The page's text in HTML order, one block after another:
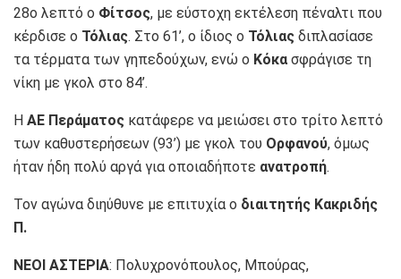
28ο λεπτό ο Φίτσος, με εύστοχη εκτέλεση πέναλτι που
κέρδισε ο Τόλιας. Στο 61’, ο ίδιος ο Τόλιας διπλασίασε
τα τέρματα των γηπεδούχων, ενώ ο Κόκα σφράγισε τη
νίκη με γκολ στο 84’.
Η ΑΕ Περάματος κατάφερε να μειώσει στο τρίτο λεπτό
των καθυστερήσεων (93’) με γκολ του Ορφανού, όμως
ήταν ήδη πολύ αργά για οποιαδήποτε ανατροπή.
Τον αγώνα διηύθυνε με επιτυχία ο διαιτητής Κακριδής
Π.
ΝΕΟΙ ΑΣΤΕΡΙΑ: Πολυχρονόπουλος, Μπούρας,